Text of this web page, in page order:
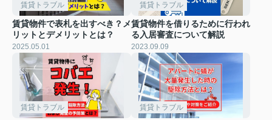
賃貸トラブル
賃貸物件で表札を出すべき？メ
リットとデメリットとは？
2025.05.01
賃貸トラブル
賃貸物件を借りるために行われ
る入居審査について解説
2023.09.09
賃貸トラブル 賃貸トラブル